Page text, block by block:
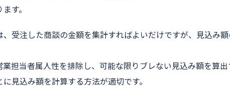
す。
、受注した商談の金額を集計すればよいだけですが、見込み
業担当者属人性を排除し、可能な限りブレない見込み額を算
見込み額を計算する方法が適切です。